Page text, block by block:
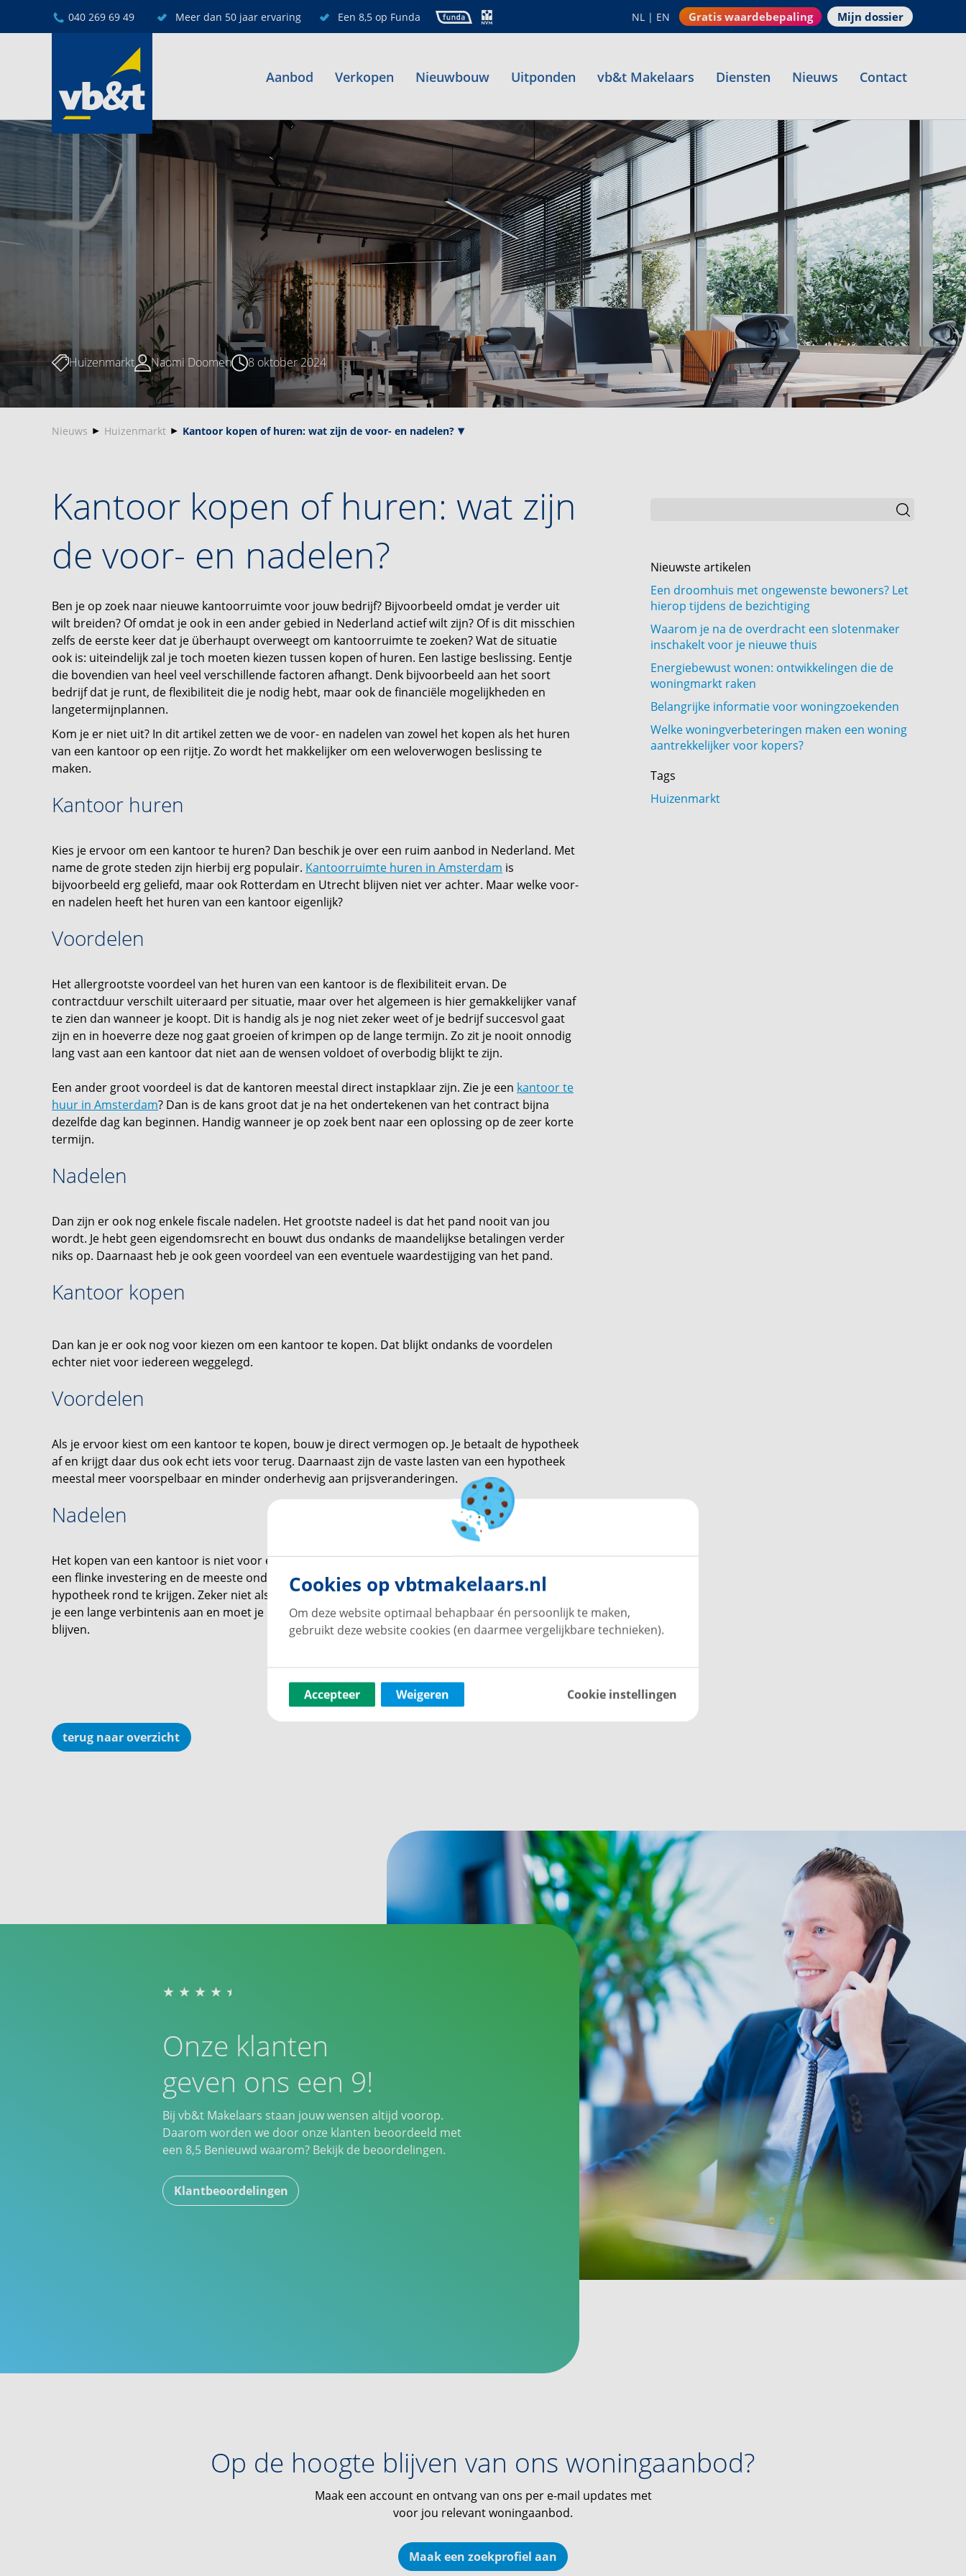
040 269 69 49 Meer dan 50 jaar ervaring Een 8,5 op Funda NL | EN Gratis waardebepaling Mijn dossier
Aanbod Verkopen Nieuwbouw Uitponden vb&t Makelaars Diensten Nieuws Contact
Huizenmarkt Naomi Doomen 8 oktober 2024
Nieuws Huizenmarkt Kantoor kopen of huren: wat zijn de voor- en nadelen?
Kantoor kopen of huren: wat zijn
de voor- en nadelen?
Ben je op zoek naar nieuwe kantoorruimte voor jouw bedrijf? Bijvoorbeeld omdat je verder uit
wilt breiden? Of omdat je ook in een ander gebied in Nederland actief wilt zijn? Of is dit misschien
zelfs de eerste keer dat je überhaupt overweegt om kantoorruimte te zoeken? Wat de situatie
ook is: uiteindelijk zal je toch moeten kiezen tussen kopen of huren. Een lastige beslissing. Eentje
die bovendien van heel veel verschillende factoren afhangt. Denk bijvoorbeeld aan het soort
bedrijf dat je runt, de flexibiliteit die je nodig hebt, maar ook de financiële mogelijkheden en
langetermijnplannen.
Kom je er niet uit? In dit artikel zetten we de voor- en nadelen van zowel het kopen als het huren
van een kantoor op een rijtje. Zo wordt het makkelijker om een weloverwogen beslissing te
maken.
Kantoor huren
Kies je ervoor om een kantoor te huren? Dan beschik je over een ruim aanbod in Nederland. Met
name de grote steden zijn hierbij erg populair. Kantoorruimte huren in Amsterdam is
bijvoorbeeld erg geliefd, maar ook Rotterdam en Utrecht blijven niet ver achter. Maar welke voor-
en nadelen heeft het huren van een kantoor eigenlijk?
Voordelen
Het allergrootste voordeel van het huren van een kantoor is de flexibiliteit ervan. De
contractduur verschilt uiteraard per situatie, maar over het algemeen is hier gemakkelijker vanaf
te zien dan wanneer je koopt. Dit is handig als je nog niet zeker weet of je bedrijf succesvol gaat
zijn en in hoeverre deze nog gaat groeien of krimpen op de lange termijn. Zo zit je nooit onnodig
lang vast aan een kantoor dat niet aan de wensen voldoet of overbodig blijkt te zijn.
Een ander groot voordeel is dat de kantoren meestal direct instapklaar zijn. Zie je een kantoor te
huur in Amsterdam? Dan is de kans groot dat je na het ondertekenen van het contract bijna
dezelfde dag kan beginnen. Handig wanneer je op zoek bent naar een oplossing op de zeer korte
termijn.
Nadelen
Dan zijn er ook nog enkele fiscale nadelen. Het grootste nadeel is dat het pand nooit van jou
wordt. Je hebt geen eigendomsrecht en bouwt dus ondanks de maandelijkse betalingen verder
niks op. Daarnaast heb je ook geen voordeel van een eventuele waardestijging van het pand.
Kantoor kopen
Dan kan je er ook nog voor kiezen om een kantoor te kopen. Dat blijkt ondanks de voordelen
echter niet voor iedereen weggelegd.
Voordelen
Als je ervoor kiest om een kantoor te kopen, bouw je direct vermogen op. Je betaalt de hypotheek
af en krijgt daar dus ook echt iets voor terug. Daarnaast zijn de vaste lasten van een hypotheek
meestal meer voorspelbaar en minder onderhevig aan prijsveranderingen.
Nadelen
Het kopen van een kantoor is niet voor elke ondernemer mogelijk. Het vraagt nou eenmaal om
een flinke investering en de meeste ondernemers hebben de financiële middelen niet om de
hypotheek rond te krijgen. Zeker niet als je kijkt naar kleine of startende bedrijven. Daarnaast ga
je een lange verbintenis aan en moet je dus echt zeker van je zaak zijn dat je hier langere tijd wilt
blijven.
terug naar overzicht
Nieuwste artikelen
Een droomhuis met ongewenste bewoners? Let
hierop tijdens de bezichtiging
Waarom je na de overdracht een slotenmaker
inschakelt voor je nieuwe thuis
Energiebewust wonen: ontwikkelingen die de
woningmarkt raken
Belangrijke informatie voor woningzoekenden
Welke woningverbeteringen maken een woning
aantrekkelijker voor kopers?
Tags
Huizenmarkt
Onze klanten
geven ons een 9!
Bij vb&t Makelaars staan jouw wensen altijd voorop.
Daarom worden we door onze klanten beoordeeld met
een 8,5 Benieuwd waarom? Bekijk de beoordelingen.
Klantbeoordelingen
Op de hoogte blijven van ons woningaanbod?
Maak een account en ontvang van ons per e-mail updates met
voor jou relevant woningaanbod.
Maak een zoekprofiel aan
Cookies op vbtmakelaars.nl
Om deze website optimaal behapbaar én persoonlijk te maken,
gebruikt deze website cookies (en daarmee vergelijkbare technieken).
Accepteer Weigeren Cookie instellingen